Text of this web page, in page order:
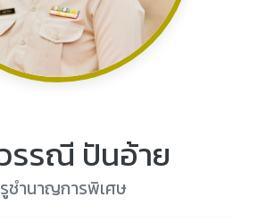
รรณี ปันอ้าย
ชำนาญการพิเศษ